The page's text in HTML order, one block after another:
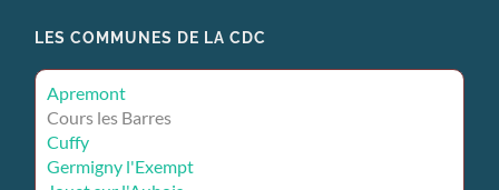
LES COMMUNES DE LA CDC
Apremont
Cours les Barres
Cuffy
Germigny l'Exempt